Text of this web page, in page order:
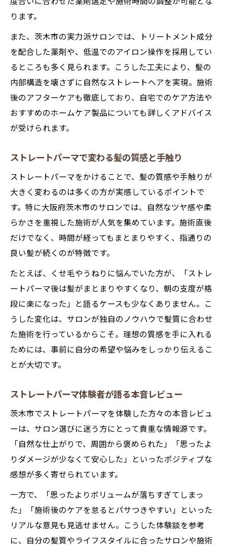
ります。
また、茨木市の実力派サロンでは、トリートメント成分
を配合した薬剤や、低温でのアイロン操作を採用してい
るところも多く見られます。こうした工夫により、髪の
内部構造を壊さずに自然なストレートヘアを実現。施術
後のアフターケアも徹底しており、自宅でのケア方法や
おすすめのホームケア製品についても詳しくアドバイス
が受けられます。
ストレートパーマで変わる髪の質感と手触り
ストレートパーマをかけることで、髪の質感や手触りが
大きく変わるのは多くの方が実感しているポイントで
す。特に大阪府茨木市のサロンでは、自然なツヤ感や柔
らかさを重視した施術が人気を集めています。施術直後
だけでなく、時間が経ってもまとまりやすく、指通りの
良い髪が続くのが特徴です。
たとえば、くせ毛やうねりに悩んでいた方が、「ストレ
ートパーマ後は髪がまとまりやすくなり、朝の支度が格
段に楽になった」と語るケースも少なくありません。こ
うした変化は、サロンが独自のノウハウで髪質に合わせ
た施術を行っているからこそ。理想の質感を手に入れる
ためには、事前に自分の希望や悩みをしっかり伝えるこ
とが大切です。
ストレートパーマ体験者が語る本音レビュー
茨木市でストレートパーマを体験した方々の本音レビュ
ーは、サロン選びに迷う方にとって貴重な情報源です。
「自然な仕上がりで、周囲から褒められた」「思ったよ
りダメージが少なくて安心した」といったポジティブな
感想が多く寄せられています。
一方で、「思ったよりボリュームが落ちすぎてしまっ
た」「施術後のケアを怠るとパサつきやすい」といった
リアルな意見も見逃せません。こうした体験談を参考
に、自分の髪質やライフスタイルに合ったサロンや施術